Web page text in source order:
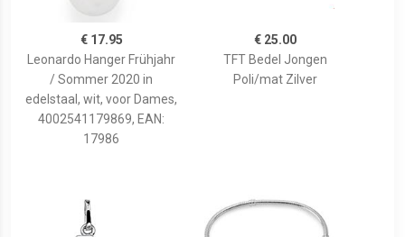
€ 17.95
Leonardo Hanger Frühjahr
/ Sommer 2020 in
edelstaal, wit, voor Dames,
4002541179869, EAN:
17986
€ 25.00
TFT Bedel Jongen
Poli/mat Zilver